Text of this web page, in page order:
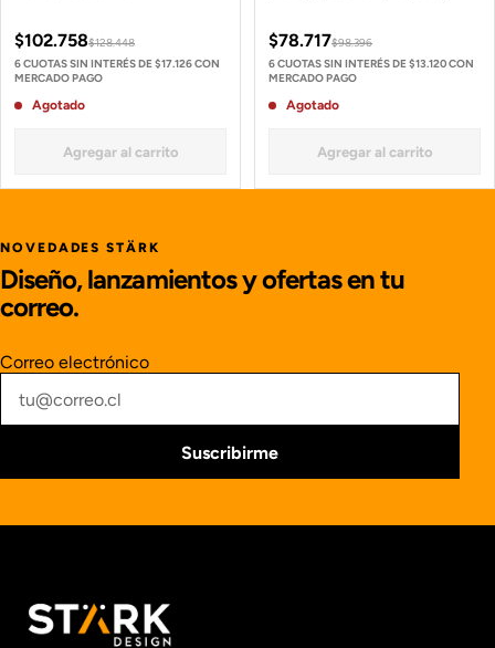
$102.758$128.448
6 CUOTAS SIN INTERÉS DE $17.126 CON
MERCADO PAGO
Agotado
Agregar al carrito
$78.717$98.396
6 CUOTAS SIN INTERÉS DE $13.120 CON
MERCADO PAGO
Agotado
Agregar al carrito
NOVEDADES STÄRK
Diseño, lanzamientos y ofertas en tu
correo.
Correo electrónico
Suscribirme